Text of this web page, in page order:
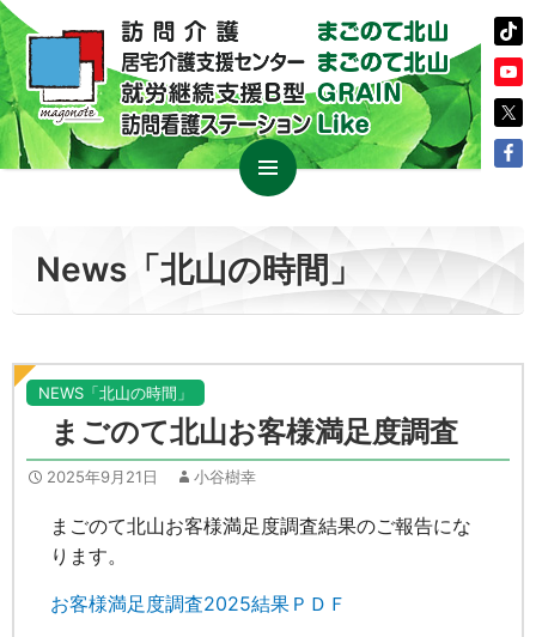
メニュ
ー
ス
キ
News「北山の時間」
NEWS「北山の時間」
まごのて北山お客様満足度調査
2025年9月21日 小谷樹幸
まごのて北山お客様満足度調査結果のご報告にな
ります。
お客様満足度調査2025結果ＰＤＦ